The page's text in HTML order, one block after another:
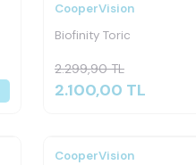
CooperVision
Biofinity Toric
2.299,90TL
2.100,00 TL
CooperVision